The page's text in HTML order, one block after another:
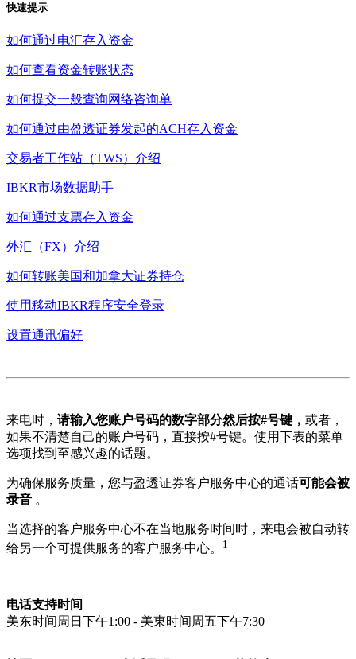
快速提示
如何通过电汇存入资金
如何查看资金转账状态
如何提交一般查询网络咨询单
如何通过由盈透证券发起的ACH存入资金
交易者工作站（TWS）介绍
IBKR市场数据助手
如何通过支票存入资金
外汇（FX）介绍
如何转账美国和加拿大证券持仓
使用移动IBKR程序安全登录
设置通讯偏好
来电时， 请输入您账户号码的数字部分然后按#号键， 或者，
如果不清楚自己的账户号码，直接按#号键。使用下表的菜单
选项找到至感兴趣的话题。
为确保服务质量，您与盈透证券客户服务中心的通话可能会被
录音 。
当选择的客户服务中心不在当地服务时间时，来电会被自动转
给另一个可提供服务的客户服务中心。
1
电话支持时间
美东时间周日下午1:00 - 美東时间周五下午7:30